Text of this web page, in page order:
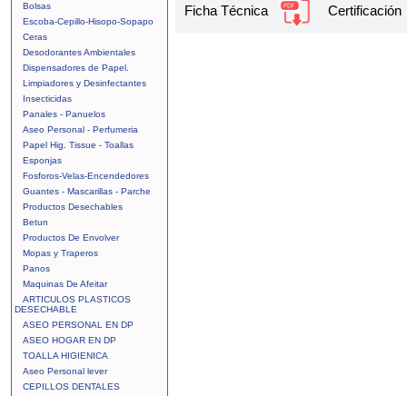
Bolsas
Escoba-Cepillo-Hisopo-Sopapo
Ceras
Desodorantes Ambientales
Dispensadores de Papel.
Limpiadores y Desinfectantes
Insecticidas
Panales - Panuelos
Aseo Personal - Perfumeria
Papel Hig. Tissue - Toallas
Esponjas
Fosforos-Velas-Encendedores
Guantes - Mascarillas - Parche
Productos Desechables
Betun
Productos De Envolver
Mopas y Traperos
Panos
Maquinas De Afeitar
ARTICULOS PLASTICOS
DESECHABLE
ASEO PERSONAL EN DP
ASEO HOGAR EN DP
TOALLA HIGIENICA
Aseo Personal lever
CEPILLOS DENTALES
Ficha Técnica Certificación